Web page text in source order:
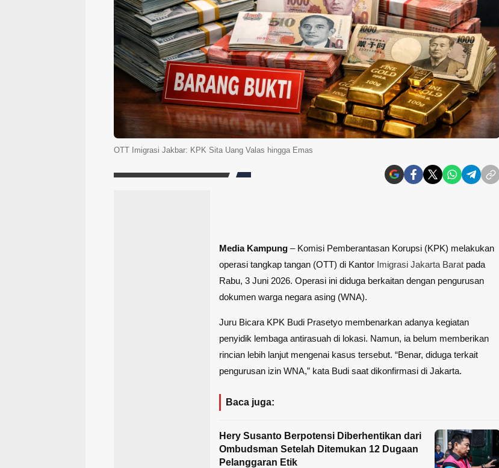
OTT Imigrasi Jakbar: KPK Sita Uang Valas hingga Emas
Media Kampung – Komisi Pemberantasan Korupsi (KPK) melakukan
operasi tangkap tangan (OTT) di Kantor Imigrasi Jakarta Barat pada
Rabu, 3 Juni 2026. Operasi ini diduga berkaitan dengan pengurusan
dokumen warga negara asing (WNA).
Juru Bicara KPK Budi Prasetyo membenarkan adanya kegiatan
penyidik lembaga antirasuah di lokasi. Namun, ia belum memberikan
rincian lebih lanjut mengenai kasus tersebut. “Benar, diduga terkait
pengurusan izin WNA,” kata Budi saat dikonfirmasi di Jakarta.
Baca juga:
Hery Susanto Berpotensi Diberhentikan dari
Ombudsman Setelah Ditemukan 12 Dugaan
Pelanggaran Etik